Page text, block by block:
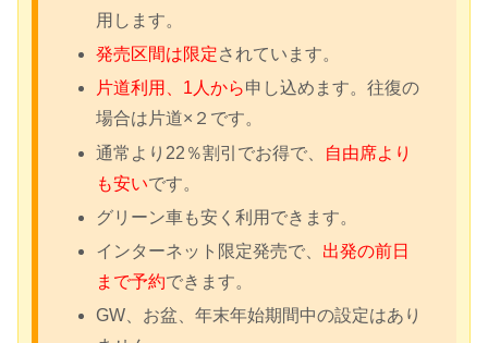
用します。
発売区間は限定されています。
片道利用、1人から申し込めます。往復の
場合は片道×２です。
通常より22％割引でお得で、
自由席より
も安いです。
グリーン車も安く利用できます。
インターネット限定発売で、 出発の前日
まで予約できます。
GW、お盆、年末年始期間中の設定はあり